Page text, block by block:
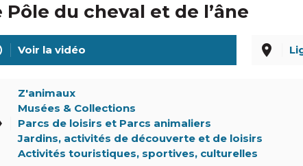
Pôle du cheval et de l’âne
Voir la vidéo place
Z'animaux
Musées & Collections
Parcs de loisirs et Parcs animaliers
Jardins, activités de découverte et de loisirs
Activités touristiques, sportives, culturelles